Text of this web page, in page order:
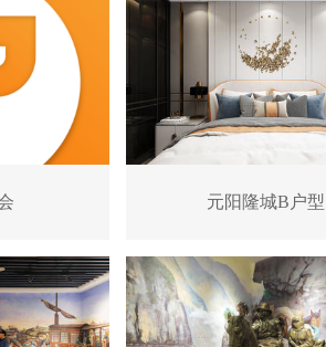
元阳隆城B户型